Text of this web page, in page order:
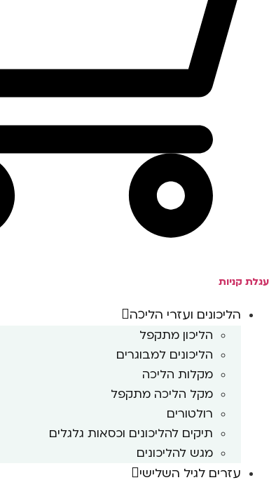
עגלת קניות
הליכונים ועזרי הליכה
הליכון מתקפל
הליכונים למבוגרים
מקלות הליכה
מקל הליכה מתקפל
רולטורים
תיקים להליכונים וכסאות גלגלים
מגש להליכונים
עזרים לגיל השלישי